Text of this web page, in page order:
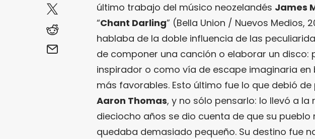
último trabajo del músico neozelandés James
“Chant Darling” (Bella Union / Nuevos Medios,
hablaba de la doble influencia de las
de componer una canción o elaborar un disco:
inspirador o como vía de escape imaginaria
más favorables. Esto último fue lo que debió
Aaron Thomas, y no sólo pensarlo: lo llevó a
dieciocho años se dio cuenta de que su pueblo
quedaba demasiado pequeño. Su destino fue